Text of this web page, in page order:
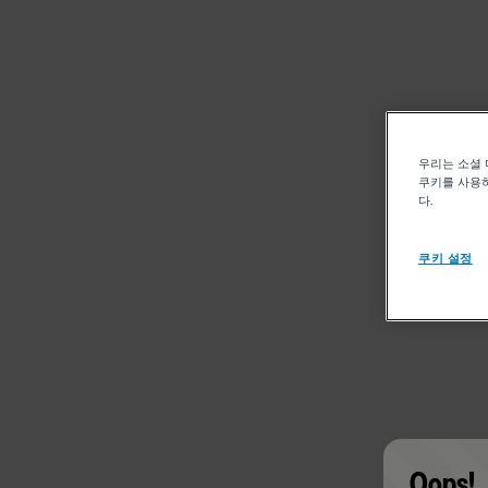
우리는 소셜
쿠키를 사용
다.
쿠키 설정